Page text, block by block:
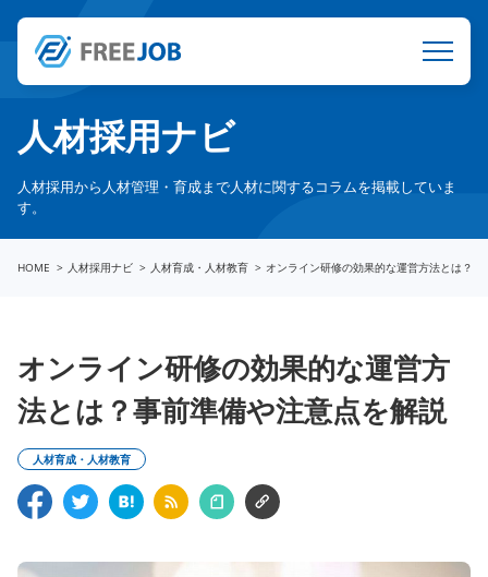
人材採用ナビ
人材採用から人材管理・育成まで人材に関するコラムを掲載していま
す。
HOME 人材採用ナビ 人材育成・人材教育 オンライン研修の効果的な運営方法とは？
オンライン研修の効果的な運営方
法とは？事前準備や注意点を解説
人材育成・人材教育